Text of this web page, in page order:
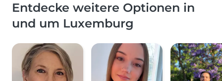
Entdecke weitere Optionen in
und um Luxemburg